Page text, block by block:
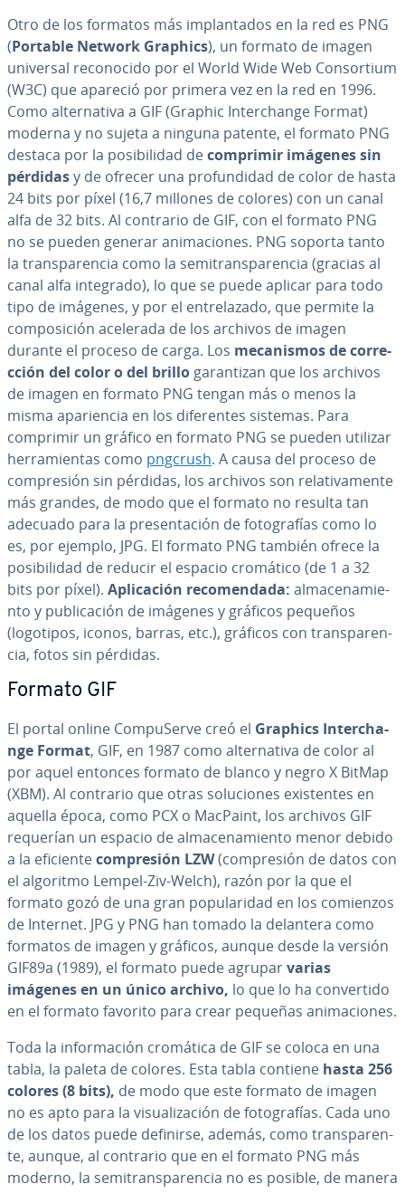
Otro de los formatos más im­pla­n­ta­dos en la red es PNG
(Portable Network Graphics), un formato de imagen
universal re­co­no­ci­do por el World Wide Web Co­n­so­r­tium
(W3C) que apareció por primera vez en la red en 1996.
Como al­te­r­na­ti­va a GIF (Graphic In­te­r­cha­n­ge Format)
moderna y no sujeta a ninguna patente, el formato PNG
destaca por la po­si­bi­li­dad decomprimir imágenes sin
pérdidasy de ofrecer una pro­fu­n­di­dad de color de hasta
24 bits por píxel (16,7 millones de colores) con un canal
alfa de 32 bits. Al contrario de GIF, con el formato PNG
no se pueden generar ani­ma­cio­nes. PNG soporta tanto
la tra­n­s­pa­re­n­cia como la se­mi­tra­n­s­pa­re­n­cia (gracias al
canal alfa integrado), lo que se puede aplicar para todo
tipo de imágenes, y por el en­tre­la­za­do, que permite la
co­m­po­si­ción acelerada de los archivos de imagen
durante el proceso de carga. Los me­ca­ni­s­mos de co­rre­
c­ción del color o del brillo ga­ra­n­ti­zan que los archivos
de imagen en formato PNG tengan más o menos la
misma apa­rie­n­cia en los di­fe­re­n­tes sistemas. Para
comprimir un gráfico en formato PNG se pueden utilizar
he­rra­mie­n­tas como pngcrush. A causa del proceso de
co­m­pre­sión sin pérdidas, los archivos son re­la­ti­va­me­n­te
más grandes, de modo que el formato no resulta tan
adecuado para la pre­se­n­ta­ción de fo­to­gra­fías como lo
es, por ejemplo, JPG. El formato PNG también ofrece la
po­si­bi­li­dad de reducir el espacio cromático (de 1 a 32
bits por píxel). Apli­ca­ción re­co­me­n­da­da: al­ma­ce­na­mie­
n­to y pu­bli­ca­ción de imágenes y gráficos pequeños
(logotipos, iconos, barras, etc.), gráficos con tra­n­s­pa­re­n­
cia, fotos sin pérdidas.
Formato GIF
El portal online Co­m­pu­Se­r­ve creó el Graphics In­te­r­cha­
n­ge Format, GIF, en 1987 como al­te­r­na­ti­va de color al
por aquel entonces formato de blanco y negro X BitMap
(XBM). Al contrario que otras so­lu­cio­nes exi­s­te­n­tes en
aquella época, como PCX o MacPaint, los archivos GIF
requerían un espacio de al­ma­ce­na­mie­n­to menor debido
a la eficienteco­m­pre­sión LZW(co­m­pre­sión de datos con
el algoritmo Lempel-Ziv-Welch), razón por la que el
formato gozó de una gran po­pu­la­ri­dad en los comienzos
de Internet. JPG y PNG han tomado la delantera como
formatos de imagen y gráficos, aunque desde la versión
GIF89a (1989), el formato puede agruparvarias
imágenes en un único archivo, lo que lo ha co­n­ve­r­ti­do
en el formato favorito para crear pequeñas ani­ma­cio­nes.
Toda la in­fo­r­ma­ción cromática de GIF se coloca en una
tabla, la paleta de colores. Esta tabla contiene hasta 256
colores (8 bits), de modo que este formato de imagen
no es apto para la vi­sua­li­za­ción de fo­to­gra­fías. Cada uno
de los datos puede definirse, además, como tra­n­s­pa­re­n­
te, aunque, al contrario que en el formato PNG más
moderno, la se­mi­tra­n­s­pa­re­n­cia no es posible, de manera